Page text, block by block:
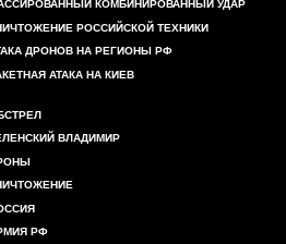
КОМБИНИРОВАННЫЙ УДАР
РОССИЙСКОЙ ТЕХНИКИ
ДРОНОВ НА РЕГИОНЫ РФ
АТАКА НА КИЕВ
ВЛАДИМИР
РФ